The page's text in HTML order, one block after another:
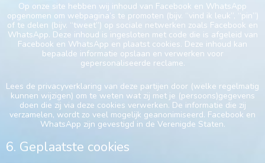
Op onze site hebben wij inhoud van Facebook en WhatsApp
opgenomen om webpagina’s te promoten (bijv. “vind ik leuk”, “pin”)
of te delen (bijv. “tweet”) op sociale netwerken zoals Facebook en
WhatsApp. Deze inhoud is ingesloten met code die is afgeleid van
Facebook en WhatsApp en plaatst cookies. Deze inhoud kan
bepaalde informatie opslaan en verwerken voor
gepersonaliseerde reclame.
Lees de privacyverklaring van deze partijen door (welke regelmatig
kunnen wijzigen) om te weten wat zij met je (persoons)gegevens
doen die zij via deze cookies verwerken. De informatie die zij
verzamelen, wordt zo veel mogelijk geanonimiseerd. Facebook en
WhatsApp zijn gevestigd in de Verenigde Staten.
6. Geplaatste cookies